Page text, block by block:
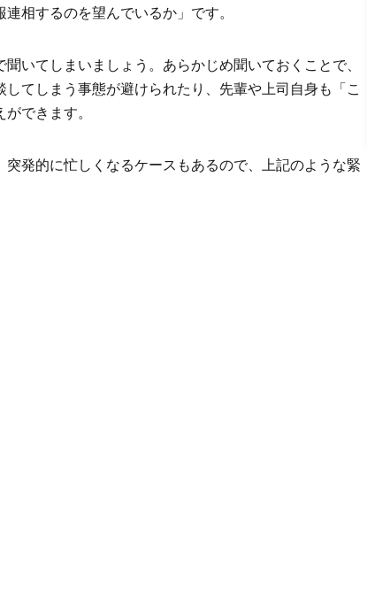
相するのを望んでいるか」です。
いてしまいましょう。あらかじめ聞いておくことで、
てしまう事態が避けられたり、先輩や上司自身も「こ
できます。
発的に忙しくなるケースもあるので、上記のような緊